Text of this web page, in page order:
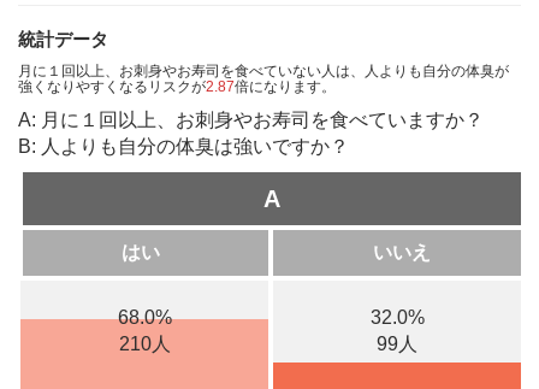
統計データ
月に１回以上、お刺身やお寿司を食べていない人は、人よりも自分の体臭が
強くなりやすくなるリスクが2.87倍になります。
A: 月に１回以上、お刺身やお寿司を食べていますか？
B: 人よりも自分の体臭は強いですか？
A
はい いいえ
68.0%
210人
32.0%
99人